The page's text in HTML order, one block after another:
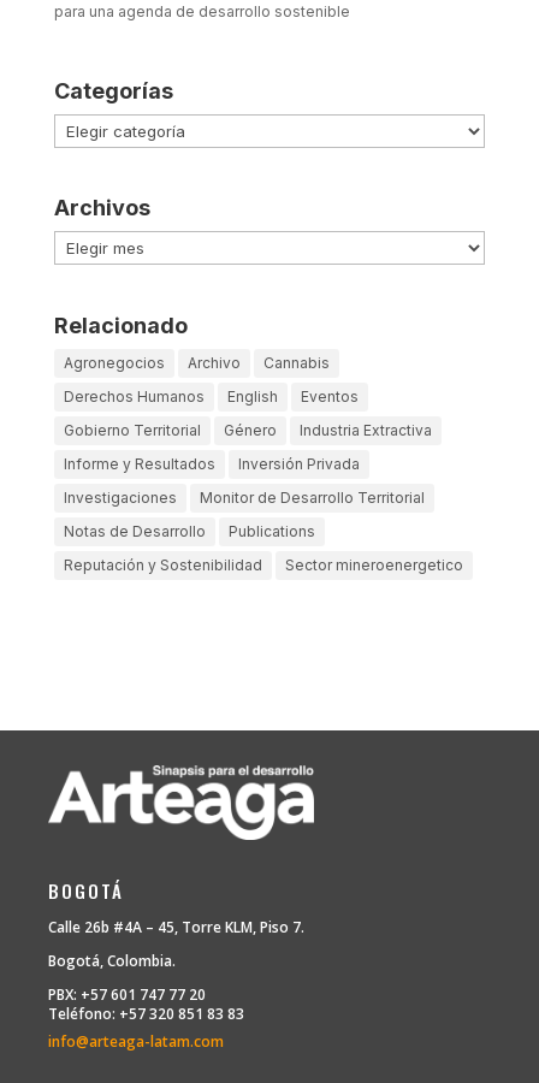
para una agenda de desarrollo sostenible
Categorías
Categorías
Archivos
Archivos
Relacionado
Agronegocios Archivo
Cannabis
Derechos Humanos
English
Eventos
Gobierno Territorial
Género
Industria Extractiva
Informe y Resultados
Inversión Privada
Investigaciones
Monitor de Desarrollo Territorial
Notas de Desarrollo
Publications
Reputación y Sostenibilidad
Sector mineroenergetico
BOGOTÁ
Calle 26b #4A – 45, Torre KLM, Piso 7.
Bogotá, Colombia.
PBX: +57 601 747 77 20
Teléfono: +57 320 851 83 83
info@arteaga-latam.com